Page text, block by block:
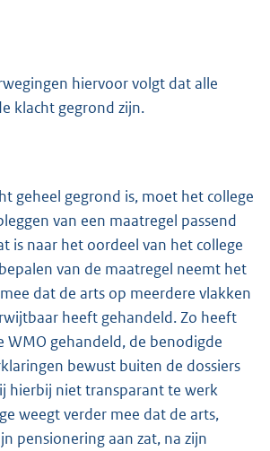
hiervoor volgt dat alle
klacht gegrond zijn.
geheel gegrond is, moet het college
van een maatregel passend
is naar het oordeel van het college
van de maatregel neemt het
dat de arts op meerdere vlakken
heeft gehandeld. Zo heeft
WMO gehandeld, de benodigde
bewust buiten de dossiers
hierbij niet transparant te werk
weegt verder mee dat de arts,
pensionering aan zat, na zijn